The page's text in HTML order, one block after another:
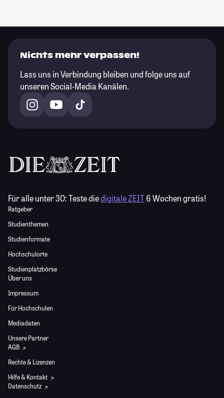
Nichts mehr verpassen!
Lass uns in Verbindung bleiben und folge uns auf
unseren Social-Media Kanälen.
Für alle unter 30:Teste diedigitale ZEIT6 Wochen gratis!
Ratgeber
Studienthemen
Studienformate
Hochschulorte
Studienplatzbörse
Über uns
Impressum
Für Hochschulen
Mediadaten
Unsere Partner
AGB
Rechte & Lizenzen
Hilfe & Kontakt
Datenschutz